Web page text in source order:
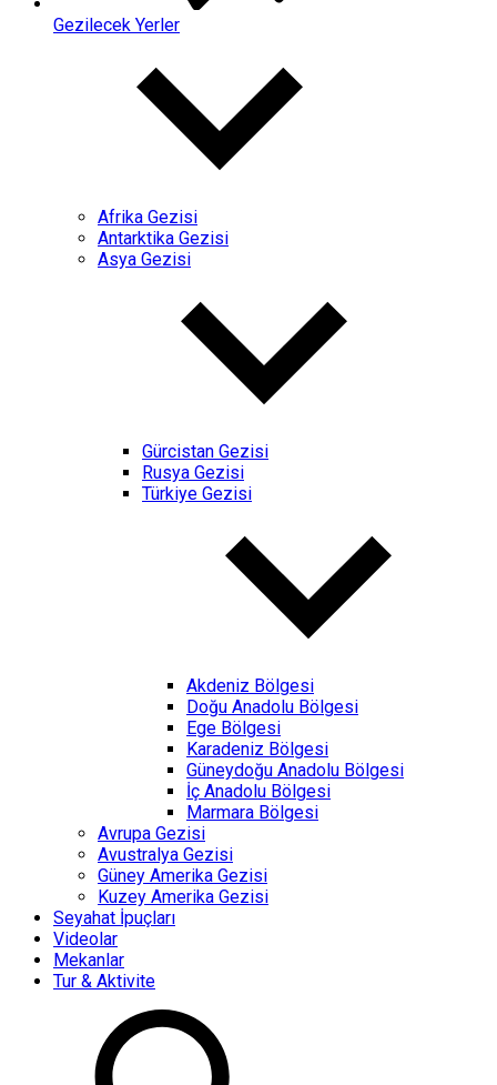
Gezilecek Yerler
Afrika Gezisi
Antarktika Gezisi
Asya Gezisi
Gürcistan Gezisi
Rusya Gezisi
Türkiye Gezisi
Akdeniz Bölgesi
Doğu Anadolu Bölgesi
Ege Bölgesi
Karadeniz Bölgesi
Güneydoğu Anadolu Bölgesi
İç Anadolu Bölgesi
Marmara Bölgesi
Avrupa Gezisi
Avustralya Gezisi
Güney Amerika Gezisi
Kuzey Amerika Gezisi
Seyahat İpuçları
Videolar
Mekanlar
Tur & Aktivite